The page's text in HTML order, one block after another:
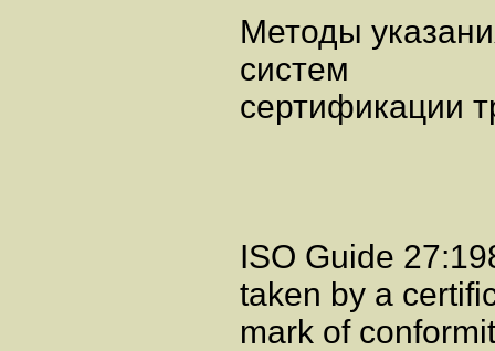
Методы
систем
сертификации
ISO Guide
taken by a
mark of